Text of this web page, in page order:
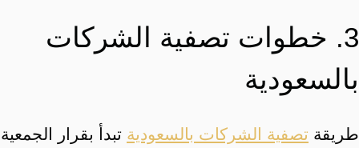
3. خطوات تصفية الشركات
بالسعودية
طريقة تصفية الشركات بالسعودية تبدأ بقرار الجمعية